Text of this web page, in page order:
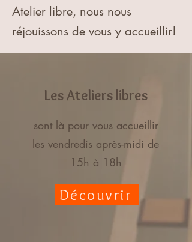
Atelier libre, nous nous
réjouissons de vous y accueillir!
LesAteliers libres
sont là pour vous accueillir
les vendredis après-midi de
15h à 18h
Découvrir